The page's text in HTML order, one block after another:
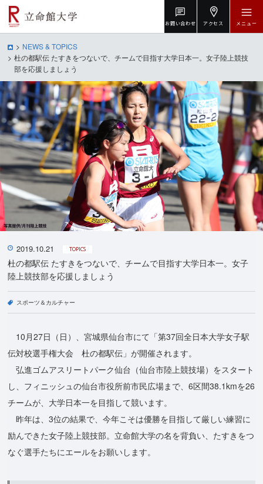
お問い合わせ アクセス メニュー
NEWS & TOPICS
杜の都駅伝 たすきをつないで、チームで目指す大学日本一。女子陸上競技
部を応援しましょう
2019.10.21 TOPICS
杜の都駅伝 たすきをつないで、チームで目指す大学日本一。女子
陸上競技部を応援しましょう
スポーツ＆カルチャー
10月27日（日）、宮城県仙台市にて「第37回全日本大学女子駅
伝対校選手権大会 杜の都駅伝」が開催されます。
弘進ゴムアスリートパーク仙台（仙台市陸上競技場）をスタート
し、フィニッシュの仙台市役所前市民広場まで、6区間38.1kmを26
チームが、大学日本一を目指して競います。
昨年は、3位の結果で、今年こそは優勝を目指して厳しい練習に
励んできた女子陸上競技部。立命館大学の名を背負い、たすきをつ
なぐ選手たちにエールをお願いします。